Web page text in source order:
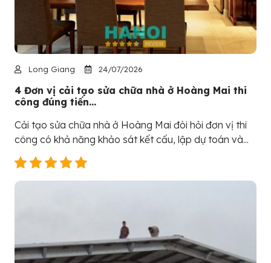
Long Giang 24/07/2026
4 Đơn vị cải tạo sửa chữa nhà ở Hoàng Mai thi
công đúng tiến...
Cải tạo sửa chữa nhà ở Hoàng Mai đòi hỏi đơn vị thi
công có khả năng khảo sát kết cấu, lập dự toán và...